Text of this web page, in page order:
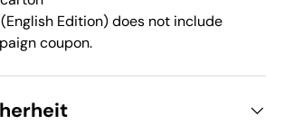
Edition) does not include
coupon.